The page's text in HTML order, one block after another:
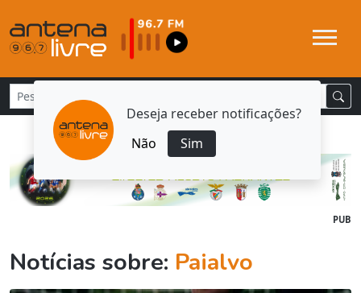
Deseja receber notificações?
Não
Sim
PUB
Notícias sobre: Paialvo